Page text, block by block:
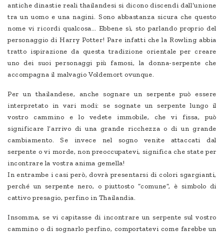
antiche dinastie reali thailandesi si dicono discendi dall’unione
tra un uomo e una nagini. Sono abbastanza sicura che questo
nome vi ricordi qualcosa… Ebbene sì, sto parlando proprio del
personaggio di Harry Potter! Pare infatti che la Rowling abbia
tratto ispirazione da questa tradizione orientale per creare
uno dei suoi personaggi più famosi, la donna-serpente che
accompagna il malvagio Voldemort ovunque.
Per un thailandese, anche sognare un serpente può essere
interpretato in vari modi: se sognate un serpente lungo il
vostro cammino e lo vedete immobile, che vi fissa, può
significare l’arrivo di una grande ricchezza o di un grande
cambiamento. Se invece nel sogno venite attaccati dal
serpente o vi morde, non preoccupatevi, significa che state per
incontrare la vostra anima gemella!
In entrambe i casi però, dovrà presentarsi di colori sgargianti,
perché un serpente nero, o piuttosto “comune”, è simbolo di
cattivo presagio, perfino in Thailandia.
Insomma, se vi capitasse di incontrare un serpente sul vostro
cammino o di sognarlo perfino, comportatevi come farebbe un